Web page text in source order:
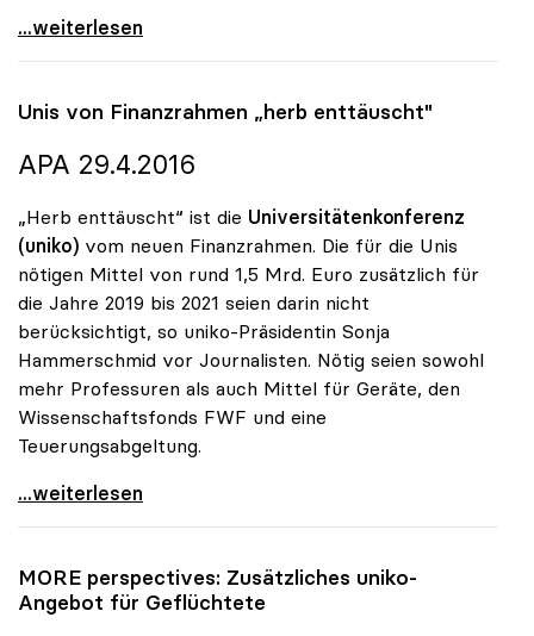
uniko gratuliert Sonja Hammerschmid zur Bestellung
...weiterlesen
Unis von Finanzrahmen „herb enttäuscht"
APA 29.4.2016
„Herb enttäuscht“ ist die Universitätenkonferenz
(uniko) vom neuen Finanzrahmen. Die für die Unis
nötigen Mittel von rund 1,5 Mrd. Euro zusätzlich für
die Jahre 2019 bis 2021 seien darin nicht
berücksichtigt, so uniko-Präsidentin Sonja
Hammerschmid vor Journalisten. Nötig seien sowohl
mehr Professuren als auch Mittel für Geräte, den
Wissenschaftsfonds FWF und eine
Teuerungsabgeltung.
Unis von Finanzrahmen „herb enttäuscht\"
...weiterlesen
MORE perspectives: Zusätzliches uniko-
Angebot für Geflüchtete